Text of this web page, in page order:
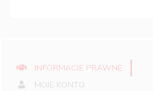
INFORMACJE PRAWNE
MOJE KONTO